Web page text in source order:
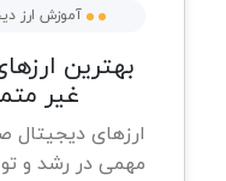
آموزش ارز
بهترین
غیر
ارزهای
مهمی در رشد و